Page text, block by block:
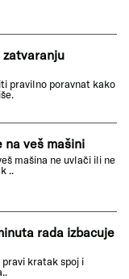
zatvaranju
pravilno poravnat kako
na veš mašini
mašina ne uvlači ili ne
..
rada izbacuje
pravi kratak spoj i